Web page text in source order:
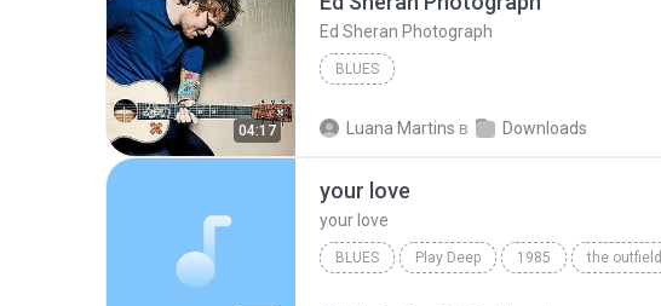
04:17
Ed Sheran Photograph
BLUES
Luana Martins в Downloads
your love
your love
BLUES Play Deep 1985 the outfield